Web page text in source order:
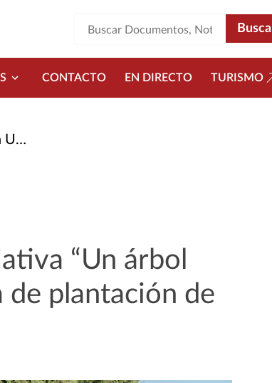
CONTACTO EN DIRECTO TURISMO
“Un árbol
de plantación de